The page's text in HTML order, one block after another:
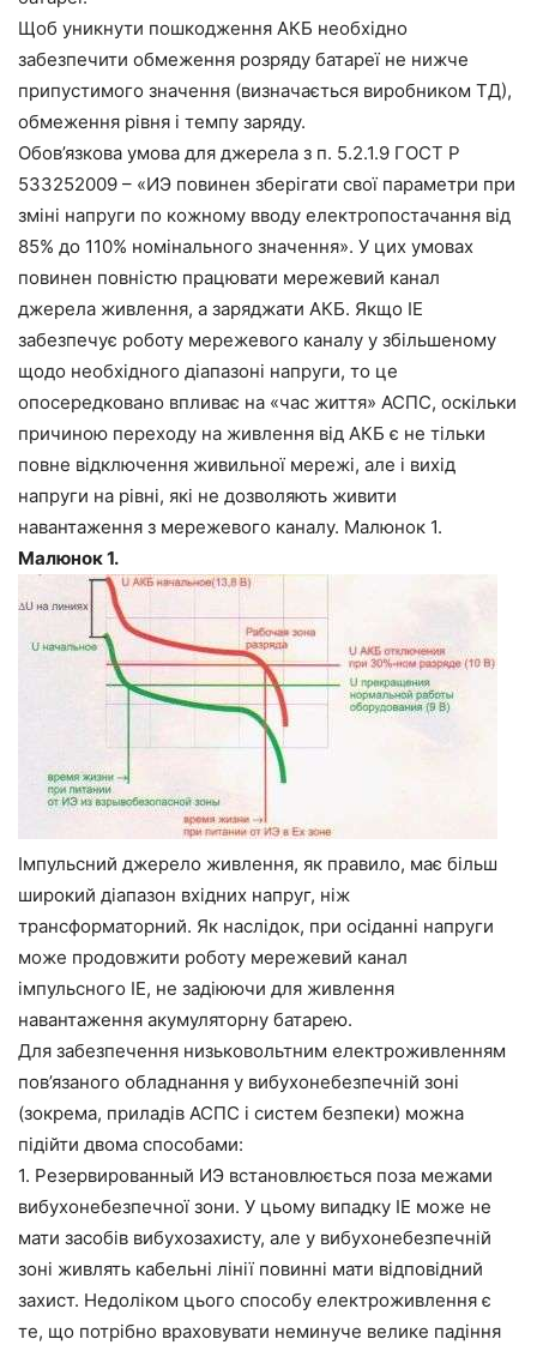
Щоб уникнути пошкодження АКБ необхідно
забезпечити обмеження розряду батареї не нижче
припустимого значення (визначається виробником ТД),
обмеження рівня і темпу заряду.
Обов’язкова умова для джерела з п. 5.2.1.9 ГОСТ Р
533252009 – «ИЭ повинен зберігати свої параметри при
зміні напруги по кожному вводу електропостачання від
85% до 110% номінального значення». У цих умовах
повинен повністю працювати мережевий канал
джерела живлення, а заряджати АКБ. Якщо ІЕ
забезпечує роботу мережевого каналу у збільшеному
щодо необхідного діапазоні напруги, то це
опосередковано впливає на «час життя» АСПС, оскільки
причиною переходу на живлення від АКБ є не тільки
повне відключення живильної мережі, але і вихід
напруги на рівні, які не дозволяють живити
навантаження з мережевого каналу. Малюнок 1.
Малюнок 1.
Імпульсний джерело живлення, як правило, має більш
широкий діапазон вхідних напруг, ніж
трансформаторний. Як наслідок, при осіданні напруги
може продовжити роботу мережевий канал
імпульсного ІЕ, не задіюючи для живлення
навантаження акумуляторну батарею.
Для забезпечення низьковольтним електроживленням
пов’язаного обладнання у вибухонебезпечній зоні
(зокрема, приладів АСПС і систем безпеки) можна
підійти двома способами:
1. Резервированный ИЭ встановлюється поза межами
вибухонебезпечної зони. У цьому випадку ІЕ може не
мати засобів вибухозахисту, але у вибухонебезпечній
зоні живлять кабельні лінії повинні мати відповідний
захист. Недоліком цього способу електроживлення є
те, що потрібно враховувати неминуче велике падіння